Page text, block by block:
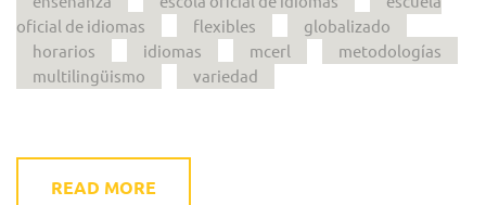
oficial de idiomas
flexibles
globalizado
horarios
idiomas mcerl
metodologías
multilingüismo
variedad
READ MORE